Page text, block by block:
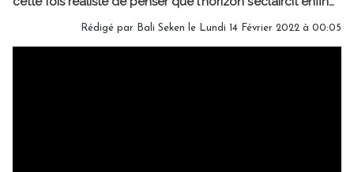
Rédigé par Bali Seken le Lundi 14 Février 2022 à 00:05